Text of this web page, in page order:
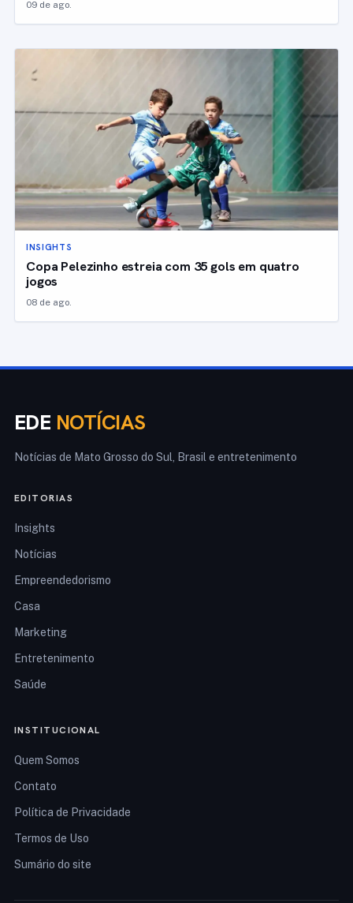
09 de ago.
INSIGHTS
Copa Pelezinho estreia com 35 gols em quatro
jogos
08 de ago.
EDE NOTÍCIAS
Notícias de Mato Grosso do Sul, Brasil e entretenimento
EDITORIAS
Insights
Notícias
Empreendedorismo
Casa
Marketing
Entretenimento
Saúde
INSTITUCIONAL
Quem Somos
Contato
Política de Privacidade
Termos de Uso
Sumário do site